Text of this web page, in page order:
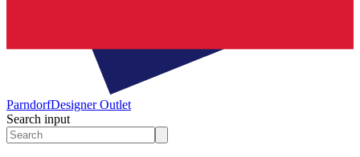
ParndorfDesigner Outlet
Search input